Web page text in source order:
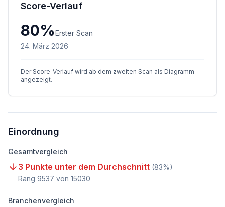
Score-Verlauf
80%Erster Scan
24. März 2026
Der Score-Verlauf wird ab dem zweiten Scan als Diagramm
angezeigt.
Einordnung
Gesamtvergleich
3 Punkte unter dem Durchschnitt (83%)
Rang 9537 von 15030
Branchenvergleich